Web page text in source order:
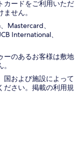
カードをご利用いただ
せん。
Mastercard、
International、
ーのあるお客様は敷地
国および施設によって
ださい。掲載の利用規